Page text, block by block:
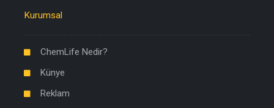
Kurumsal
ChemLife Nedir?
Künye
Reklam